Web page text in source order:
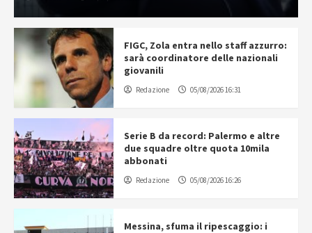
FIGC, Zola entra nello staff azzurro:
sarà coordinatore delle nazionali
giovanili
Redazione 05/08/2026 16:31
Serie B da record: Palermo e altre
due squadre oltre quota 10mila
abbonati
Redazione 05/08/2026 16:26
Messina, sfuma il ripescaggio: i